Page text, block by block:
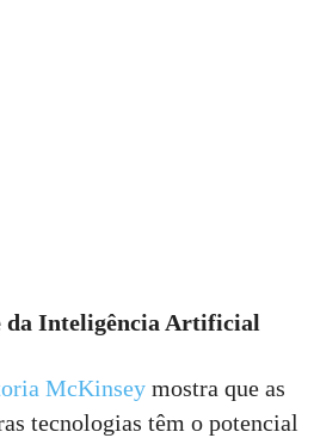
da Inteligência Artificial
McKinsey mostra que as
tecnologias têm o potencial